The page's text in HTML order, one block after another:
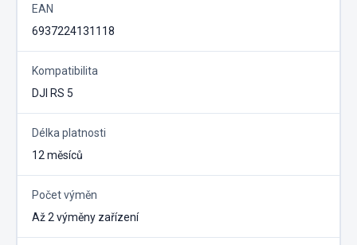
EAN
6937224131118
Kompatibilita
DJI RS 5
Délka platnosti
12 měsíců
Počet výměn
Až 2 výměny zařízení